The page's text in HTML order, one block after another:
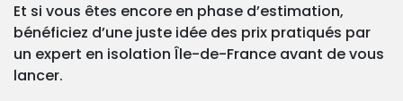
Et si vous êtes encore en phase d’estimation,
bénéficiez d’une juste idée des prix pratiqués par
un expert en isolation Île-de-France avant de vous
lancer.